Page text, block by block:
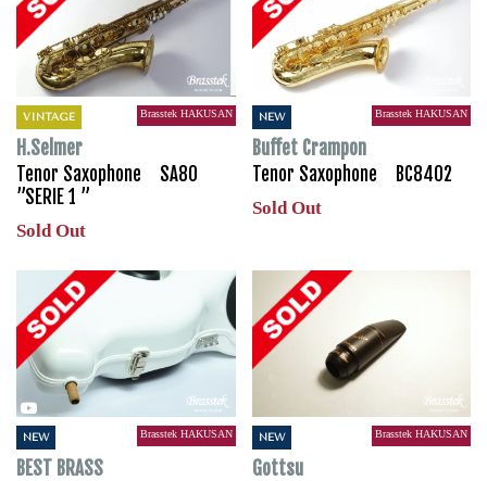
VINTAGE Brasstek HAKUSAN
H.Selmer
Tenor Saxophone SA80
”SERIE 1 ”
Sold Out
NEW Brasstek HAKUSAN
Buffet Crampon
Tenor Saxophone BC8402
Sold Out
NEW Brasstek HAKUSAN
BEST BRASS
NEW Brasstek HAKUSAN
Gottsu